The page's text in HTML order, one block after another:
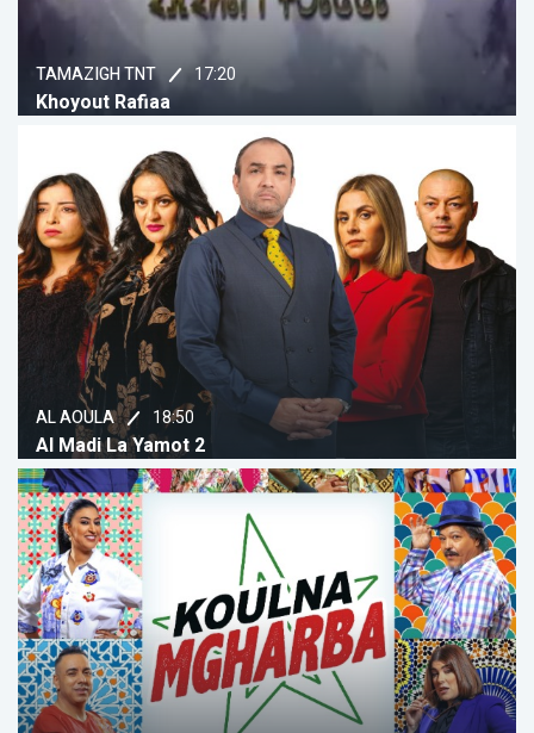
TAMAZIGH TNT 17:20
Khoyout Rafiaa
AL AOULA 18:50
Al Madi La Yamot 2